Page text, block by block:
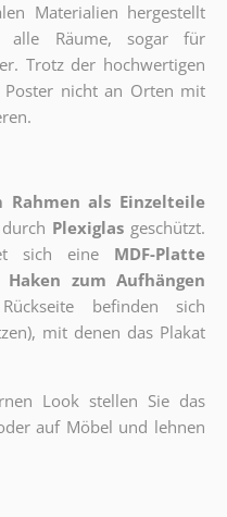
Materialien hergestellt
Räume, sogar für
Trotz der hochwertigen
nicht an Orten mit
als Einzelteile
Plexiglas geschützt.
sich eine
MDF-Platte
Haken zum Aufhängen
befinden sich
mit denen das Plakat
Look stellen Sie das
auf Möbel und lehnen